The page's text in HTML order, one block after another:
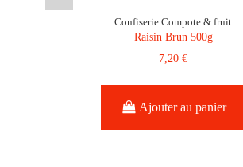
Confiserie Compote & fruit
Raisin Brun 500g
7,20 €
Ajouter au panier